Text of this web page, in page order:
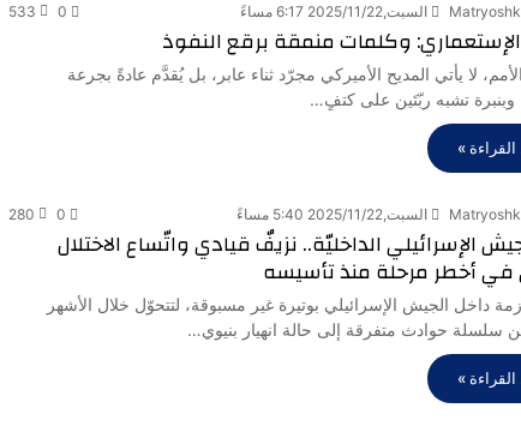
السبت,2025/11/22 6:17 مساءً 0
533
الإستعماري: وكلمات منمقة برقع النفوذ
لا يأتي المديح الأميركي مجرّد ثناء عابر، بل يُقدَّم عادةً بجرعة
تشبه ربّتَين على كتفٍ…
»
السبت,2025/11/22 5:40 مساءً 0
280
الإسرائيلي الداخليّة.. نزيفٌ قيادي واتّساع الاختلال
في أخطر مرحلة منذ تأسيسه
داخل الجيش الإسرائيلي بوتيرة غير مسبوقة، لتتحوّل خلال الأشهر
سلسلة حوادث متفرقة إلى حالة انهيار بنيوي…
»